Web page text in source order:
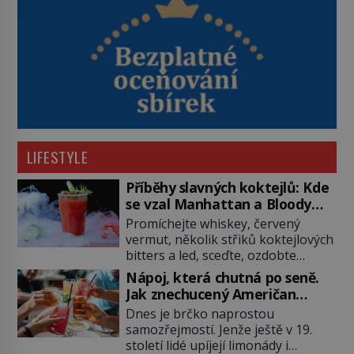
LIFESTYLE
Příběhy slavných koktejlů: Kde
se vzal Manhattan a Bloody
Mary?
Promíchejte whiskey, červený
vermut, několik střiků koktejlových
bitters a led, sceďte, ozdobte
koktejlovou třešinkou a tadá…
Manhattan je tu! A pokud to má být
skutečně on, dejte si pozor, ať
místo klasické americké rye
whiskey či klidně bourbonu
nepoužijete skotskou whisku. Co
Nápoj, která chutná po seně.
Jak znechucený Američan
vymyslel brčko
Dnes je brčko naprostou
samozřejmostí. Jenže ještě v 19.
století lidé upíjejí limonády i